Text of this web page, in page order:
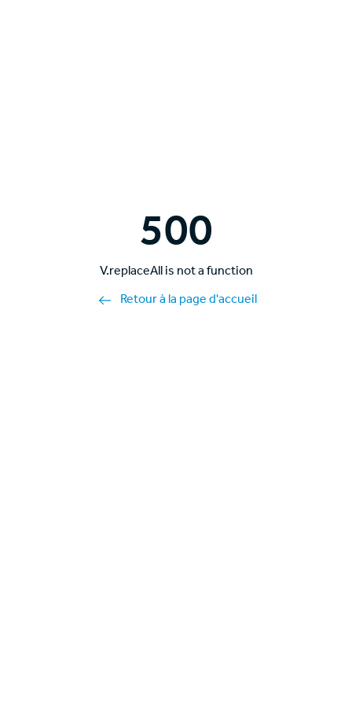
500
V.replaceAll is not a function
Retour à la page d'accueil